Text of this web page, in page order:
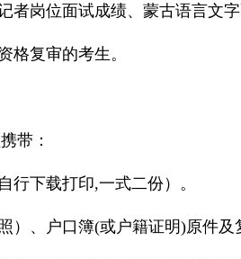
岗位面试成绩、蒙古语言文字
复审的考生。
带：
行下载打印,一式二份）。
）、户口簿(或户籍证明)原件及